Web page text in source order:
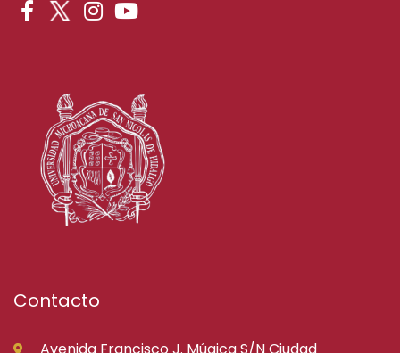
Contacto
Avenida Francisco J. Múgica S/N Ciudad